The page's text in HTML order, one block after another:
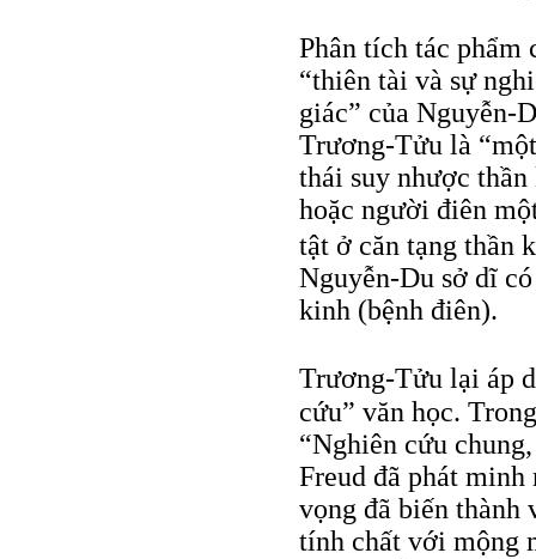
Phân tích tác phẩm
“thiên tài và sự
giác” của Nguyễn-
Trương-Tửu là
thái suy nhược
hoặc người điên
tật ở căn tạng thần
Nguyễn-Du sở dĩ
kinh (bệnh điên).
Trương-Tửu lại áp
cứu” văn học.
“Nghiên cứu
Freud đã phát
vọng đã biến thành
tính chất với mộng